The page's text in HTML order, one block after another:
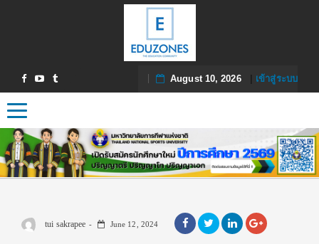
August 10, 2026| เข้าสู่ระบบ
Toggle navigation
tui sakrapee June 12, 2024